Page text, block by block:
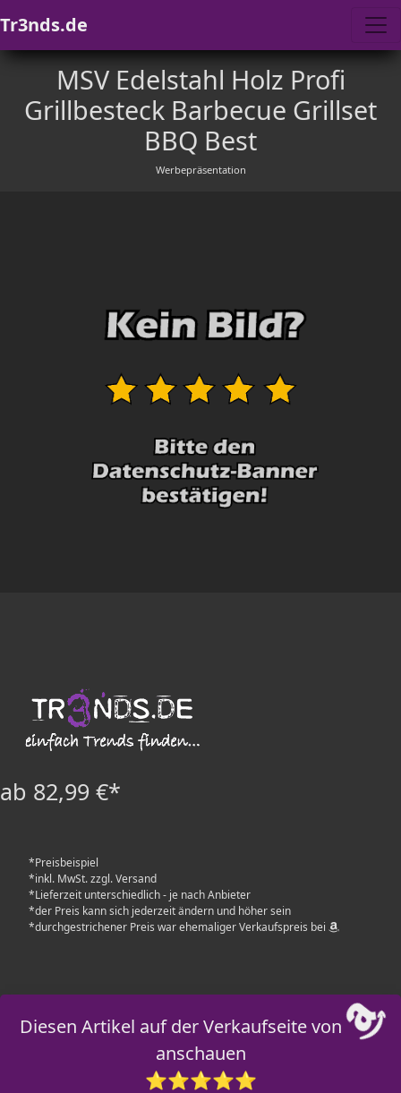
Tr3nds.de
MSV Edelstahl Holz Profi
Grillbesteck Barbecue Grillset
BBQ Best
Werbepräsentation
ab 82,99 €*
*Preisbeispiel
*inkl. MwSt. zzgl. Versand
*Lieferzeit unterschiedlich - je nach Anbieter
*der Preis kann sich jederzeit ändern und höher sein
*durchgestrichener Preis war ehemaliger Verkaufspreis bei
Diesen Artikel auf der Verkaufseite von
anschauen
⭐⭐⭐⭐⭐